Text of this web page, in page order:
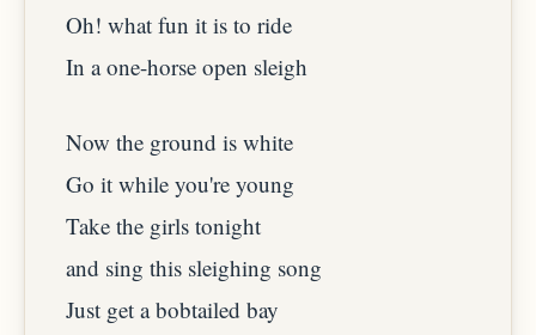
Oh! what fun it is to ride
In a one-horse open sleigh
Now the ground is white
Go it while you're young
Take the girls tonight
and sing this sleighing song
Just get a bobtailed bay